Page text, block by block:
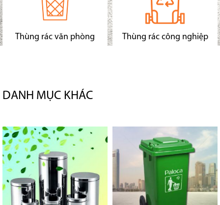
Thùng rác văn phòng Thùng rác công nghiệp
DANH MỤC KHÁC